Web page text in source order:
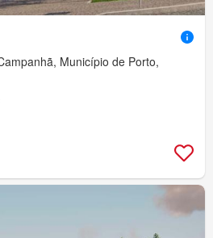
Município de Porto,